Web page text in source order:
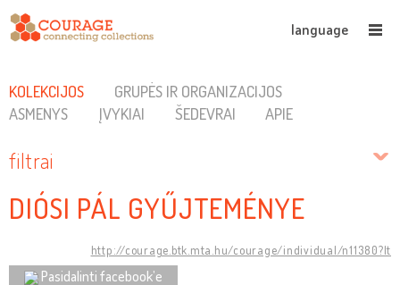
language
KOLEKCIJOS
GRUPĖS IR ORGANIZACIJOS
ASMENYS
ĮVYKIAI ŠEDEVRAI APIE
filtrai
DIÓSI PÁL GYŰJTEMÉNYE
http://courage.btk.mta.hu/courage/individual/n11380?lt
Pasidalinti facebook’e